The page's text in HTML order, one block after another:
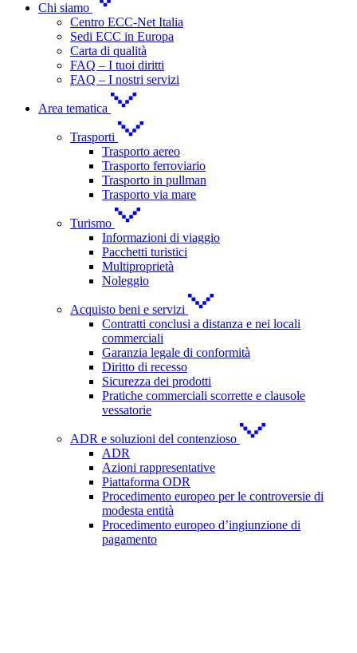
Chi siamo
Centro ECC-Net Italia
Sedi ECC in Europa
Carta di qualità
FAQ – I tuoi diritti
FAQ – I nostri servizi
Area tematica
Trasporti
Trasporto aereo
Trasporto ferroviario
Trasporto in pullman
Trasporto via mare
Turismo
Informazioni di viaggio
Pacchetti turistici
Multiproprietà
Noleggio
Acquisto beni e servizi
Contratti conclusi a distanza e nei locali
commerciali
Garanzia legale di conformità
Diritto di recesso
Sicurezza dei prodotti
Pratiche commerciali scorrette e clausole
vessatorie
ADR e soluzioni del contenzioso
ADR
Azioni rappresentative
Piattaforma ODR
Procedimento europeo per le controversie di
modesta entità
Procedimento europeo d’ingiunzione di
pagamento